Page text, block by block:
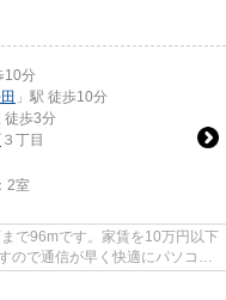
10分
」駅 徒歩10分
徒歩3分
３丁目
2室
で96mです。家賃を10万円以下
ので通信が早く快適にパソコン